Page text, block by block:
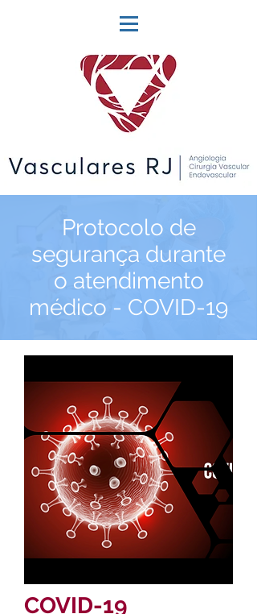
Protocolo de
segurança durante
o atendimento
médico - COVID-19
COVID-19